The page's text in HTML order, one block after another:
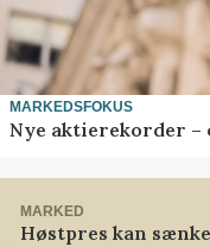
MARKEDSFOKUS
Nye aktierekorder –
MARKED
Høstpres kan